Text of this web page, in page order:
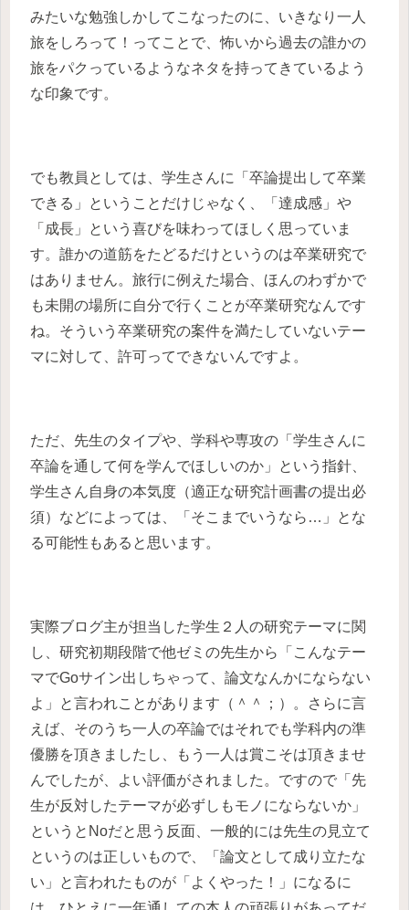
みたいな勉強しかしてこなったのに、いきなり一人
旅をしろって！ってことで、怖いから過去の誰かの
旅をパクっているようなネタを持ってきているよう
な印象です。
でも教員としては、学生さんに「卒論提出して卒業
できる」ということだけじゃなく、「達成感」や
「成長」という喜びを味わってほしく思っていま
す。誰かの道筋をたどるだけというのは卒業研究で
はありません。旅行に例えた場合、ほんのわずかで
も未開の場所に自分で行くことが卒業研究なんです
ね。そういう卒業研究の案件を満たしていないテー
マに対して、許可ってできないんですよ。
ただ、先生のタイプや、学科や専攻の「学生さんに
卒論を通して何を学んでほしいのか」という指針、
学生さん自身の本気度（適正な研究計画書の提出必
須）などによっては、「そこまでいうなら…」とな
る可能性もあると思います。
実際ブログ主が担当した学生２人の研究テーマに関
し、研究初期段階で他ゼミの先生から「こんなテー
マでGoサイン出しちゃって、論文なんかにならない
よ」と言われことがあります（＾＾；）。さらに言
えば、そのうち一人の卒論ではそれでも学科内の準
優勝を頂きましたし、もう一人は賞こそは頂きませ
んでしたが、よい評価がされました。ですので「先
生が反対したテーマが必ずしもモノにならないか」
というとNoだと思う反面、一般的には先生の見立て
というのは正しいもので、「論文として成り立たな
い」と言われたものが「よくやった！」になるに